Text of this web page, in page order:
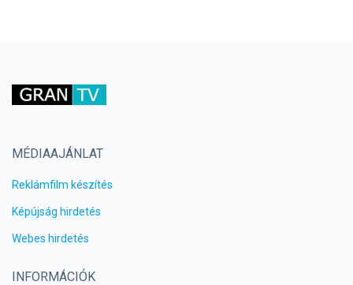
MÉDIAAJÁNLAT
Reklámfilm készítés
Képújság hirdetés
Webes hirdetés
INFORMÁCIÓK